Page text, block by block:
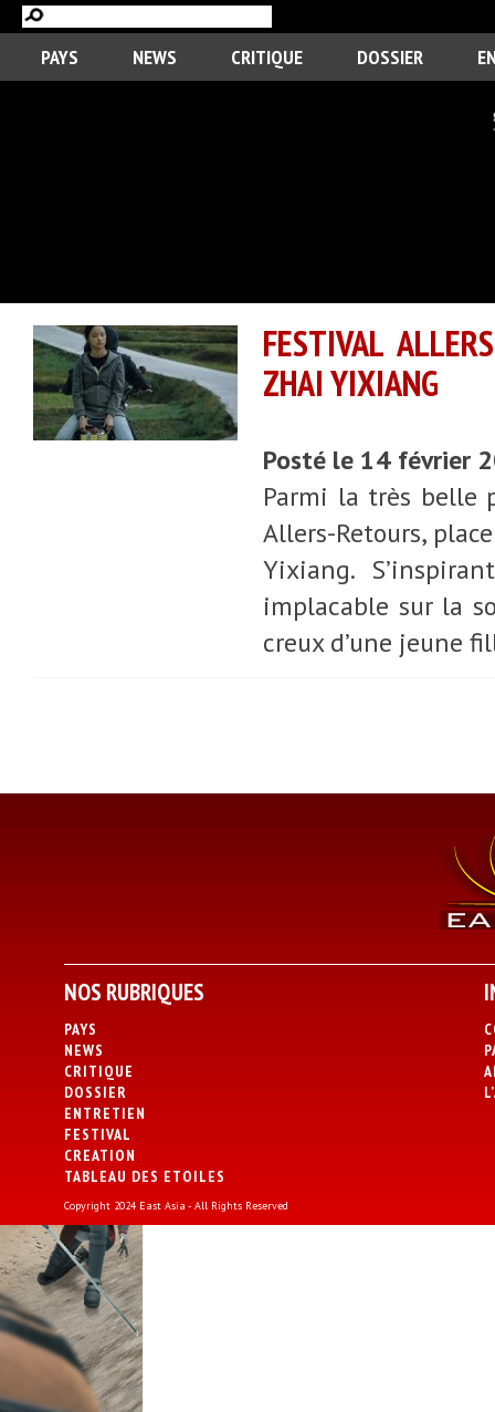
PAYS NEWS CRITIQUE DOSSIER
FESTIVAL
ZHAI YIXIANG
Posté le 14 février
Parmi la très belle
Allers-Retours,
Yixiang.
implacable sur la
creux d’une jeune
NOS RUBRIQUES
PAYS
NEWS
CRITIQUE
DOSSIER
ENTRETIEN
FESTIVAL
CREATION
TABLEAU DES ETOILES
Copyright 2024 East Asia - All Rights Reserved